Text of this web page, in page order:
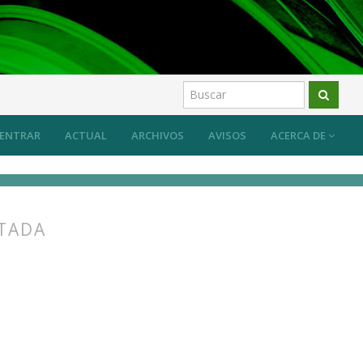
ACTUAL ARCHIVOS AVISOS ACERCA DE
ENTRAR
desde las prácticas artísticas? Artículos